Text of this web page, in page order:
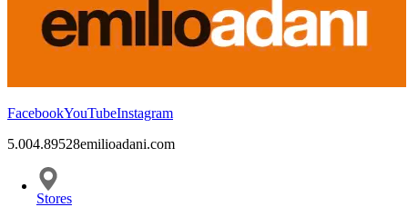
FacebookYouTubeInstagram
5.004.89528emilioadani.com
Stores